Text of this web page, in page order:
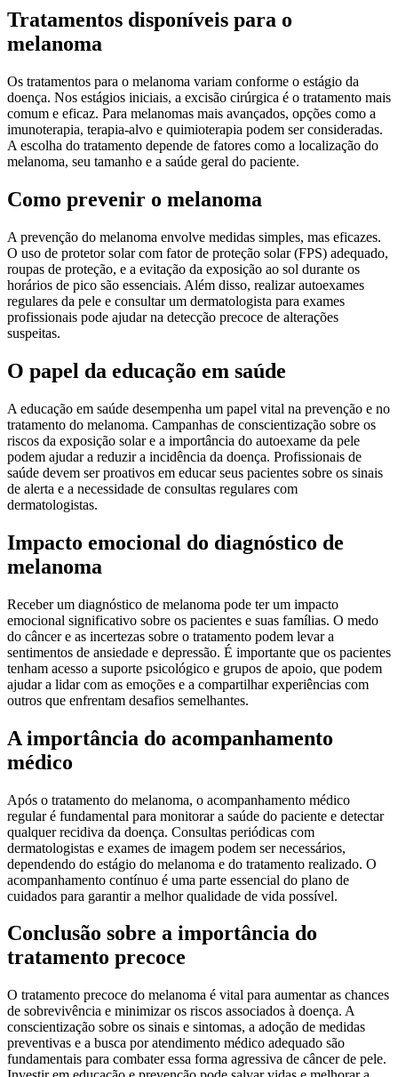
Tratamentos disponíveis para o
melanoma
Os tratamentos para o melanoma variam conforme o estágio da
doença. Nos estágios iniciais, a excisão cirúrgica é o tratamento mais
comum e eficaz. Para melanomas mais avançados, opções como a
imunoterapia, terapia-alvo e quimioterapia podem ser consideradas.
A escolha do tratamento depende de fatores como a localização do
melanoma, seu tamanho e a saúde geral do paciente.
Como prevenir o melanoma
A prevenção do melanoma envolve medidas simples, mas eficazes.
O uso de protetor solar com fator de proteção solar (FPS) adequado,
roupas de proteção, e a evitação da exposição ao sol durante os
horários de pico são essenciais. Além disso, realizar autoexames
regulares da pele e consultar um dermatologista para exames
profissionais pode ajudar na detecção precoce de alterações
suspeitas.
O papel da educação em saúde
A educação em saúde desempenha um papel vital na prevenção e no
tratamento do melanoma. Campanhas de conscientização sobre os
riscos da exposição solar e a importância do autoexame da pele
podem ajudar a reduzir a incidência da doença. Profissionais de
saúde devem ser proativos em educar seus pacientes sobre os sinais
de alerta e a necessidade de consultas regulares com
dermatologistas.
Impacto emocional do diagnóstico de
melanoma
Receber um diagnóstico de melanoma pode ter um impacto
emocional significativo sobre os pacientes e suas famílias. O medo
do câncer e as incertezas sobre o tratamento podem levar a
sentimentos de ansiedade e depressão. É importante que os pacientes
tenham acesso a suporte psicológico e grupos de apoio, que podem
ajudar a lidar com as emoções e a compartilhar experiências com
outros que enfrentam desafios semelhantes.
A importância do acompanhamento
médico
Após o tratamento do melanoma, o acompanhamento médico
regular é fundamental para monitorar a saúde do paciente e detectar
qualquer recidiva da doença. Consultas periódicas com
dermatologistas e exames de imagem podem ser necessários,
dependendo do estágio do melanoma e do tratamento realizado. O
acompanhamento contínuo é uma parte essencial do plano de
cuidados para garantir a melhor qualidade de vida possível.
Conclusão sobre a importância do
tratamento precoce
O tratamento precoce do melanoma é vital para aumentar as chances
de sobrevivência e minimizar os riscos associados à doença. A
conscientização sobre os sinais e sintomas, a adoção de medidas
preventivas e a busca por atendimento médico adequado são
fundamentais para combater essa forma agressiva de câncer de pele.